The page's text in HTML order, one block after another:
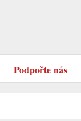
Podpořte nás